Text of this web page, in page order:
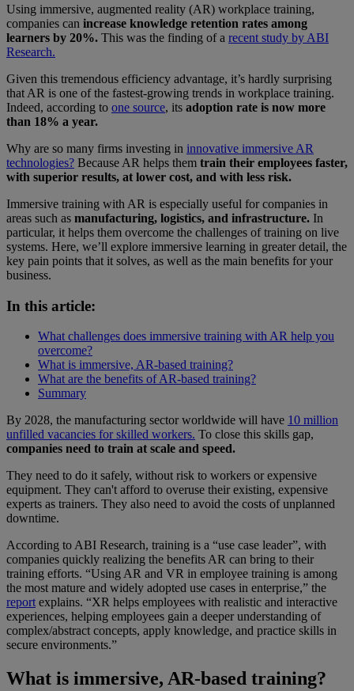
Using immersive, augmented reality (AR) workplace training,
companies can increase knowledge retention rates among
learners by 20%. This was the finding of a recent study by ABI
Research.
Given this tremendous efficiency advantage, it’s hardly surprising
that AR is one of the fastest-growing trends in workplace training.
Indeed, according to one source, its adoption rate is now more
than 18% a year.
Why are so many firms investing in innovative immersive AR
technologies? Because AR helps them train their employees faster,
with superior results, at lower cost, and with less risk.
Immersive training with AR is especially useful for companies in
areas such as manufacturing, logistics, and infrastructure. In
particular, it helps them overcome the challenges of training on live
systems. Here, we’ll explore immersive learning in greater detail, the
key pain points that it solves, as well as the main benefits for your
business.
In this article:
What challenges does immersive training with AR help you
overcome?
What is immersive, AR-based training?
What are the benefits of AR-based training?
Summary
By 2028, the manufacturing sector worldwide will have 10 million
unfilled vacancies for skilled workers. To close this skills gap,
companies need to train at scale and speed.
They need to do it safely, without risk to workers or expensive
equipment. They can't afford to overuse their existing, expensive
experts as trainers. They also need to avoid the costs of unplanned
downtime.
According to ABI Research, training is a “use case leader”, with
companies quickly realizing the benefits AR can bring to their
training efforts. “Using AR and VR in employee training is among
the most mature and widely adopted use cases in enterprise,” the
reportexplains. “XR helps employees with realistic and interactive
experiences, helping employees gain a deeper understanding of
complex/abstract concepts, apply knowledge, and practice skills in
secure environments.”
What is immersive, AR-based training?